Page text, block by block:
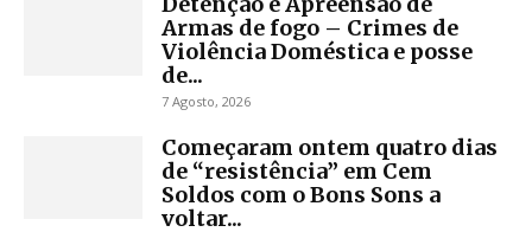
Armas de fogo – Crimes de
Violência Doméstica e posse
de...
7 Agosto, 2026
Começaram ontem quatro dias
de “resistência” em Cem
Soldos com o Bons Sons a
voltar...